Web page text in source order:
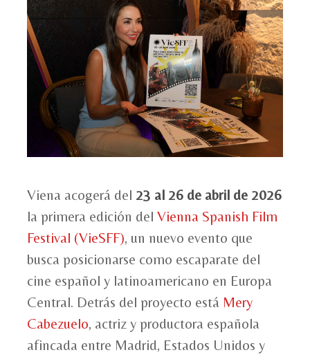
Viena acogerá del 23 al 26 de abril de 2026
la primera edición del Vienna Spanish Film
Festival (VieSFF), un nuevo evento que
busca posicionarse como escaparate del
cine español y latinoamericano en Europa
Central. Detrás del proyecto está Mery
Cabezuelo, actriz y productora española
afincada entre Madrid, Estados Unidos y